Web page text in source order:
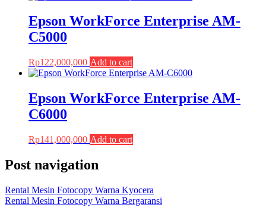
Epson WorkForce Enterprise AM-
C5000
Rp122,000,000 Add to cart
Epson WorkForce Enterprise AM-
C6000
Rp141,000,000 Add to cart
Post navigation
Rental Mesin Fotocopy Warna Kyocera
Rental Mesin Fotocopy Warna Bergaransi